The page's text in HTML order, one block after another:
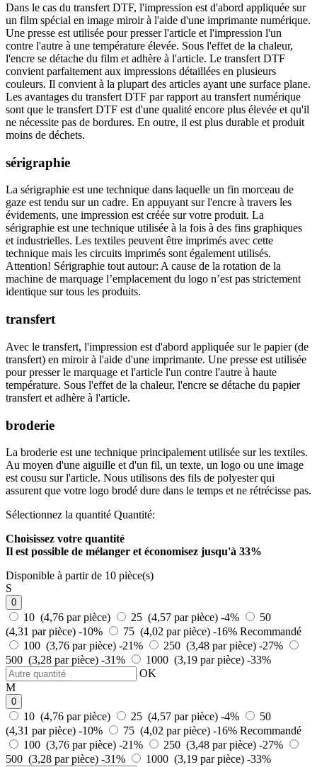
Dans le cas du transfert DTF, l'impression est d'abord appliquée sur
un film spécial en image miroir à l'aide d'une imprimante numérique.
Une presse est utilisée pour presser l'article et l'impression l'un
contre l'autre à une température élevée. Sous l'effet de la chaleur,
l'encre se détache du film et adhère à l'article. Le transfert DTF
convient parfaitement aux impressions détaillées en plusieurs
couleurs. Il convient à la plupart des articles ayant une surface plane.
Les avantages du transfert DTF par rapport au transfert numérique
sont que le transfert DTF est d'une qualité encore plus élevée et qu'il
ne nécessite pas de bordures. En outre, il est plus durable et produit
moins de déchets.
sérigraphie
La sérigraphie est une technique dans laquelle un fin morceau de
gaze est tendu sur un cadre. En appuyant sur l'encre à travers les
évidements, une impression est créée sur votre produit. La
sérigraphie est une technique utilisée à la fois à des fins graphiques
et industrielles. Les textiles peuvent être imprimés avec cette
technique mais les circuits imprimés sont également utilisés.
Attention! Sérigraphie tout autour: A cause de la rotation de la
machine de marquage l’emplacement du logo n’est pas strictement
identique sur tous les produits.
transfert
Avec le transfert, l'impression est d'abord appliquée sur le papier (de
transfert) en miroir à l'aide d'une imprimante. Une presse est utilisée
pour presser le marquage et l'article l'un contre l'autre à haute
température. Sous l'effet de la chaleur, l'encre se détache du papier
transfert et adhère à l'article.
broderie
La broderie est une technique principalement utilisée sur les textiles.
Au moyen d'une aiguille et d'un fil, un texte, un logo ou une image
est cousu sur l'article. Nous utilisons des fils de polyester qui
assurent que votre logo brodé dure dans le temps et ne rétrécisse pas.
Sélectionnez la quantité Quantité:
Choisissez votre quantité
Il est possible de mélanger et économisez jusqu'à 33%
Disponible à partir de 10 pièce(s)
S
0
10 (4,76 par pièce) 25 (4,57 par pièce) -4%
50
(4,31 par pièce) -10% 75 (4,02 par pièce) -16% Recommandé
100 (3,76 par pièce) -21% 250 (3,48 par pièce) -27%
500 (3,28 par pièce) -31% 1000 (3,19 par pièce) -33%
OK
M
0
10 (4,76 par pièce) 25 (4,57 par pièce) -4%
50
(4,31 par pièce) -10% 75 (4,02 par pièce) -16% Recommandé
100 (3,76 par pièce) -21% 250 (3,48 par pièce) -27%
500 (3,28 par pièce) -31% 1000 (3,19 par pièce) -33%